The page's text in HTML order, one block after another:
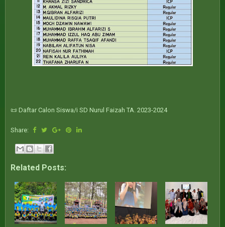
📜 Daftar Calon Siswa/i SD Nurul Faizah TA. 2023-2024
Share:
Related Posts: